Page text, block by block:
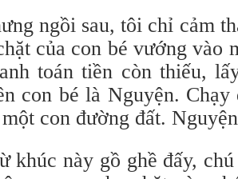
ngồi sau, tôi chỉ cảm
của con bé vướng vào
toán tiền còn thiếu,
con bé là Nguyện.
con đường đất.
khúc này gồ ghề đấy,